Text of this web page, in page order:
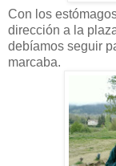
Con los
dirección a la
debíamos seguir
marcaba.